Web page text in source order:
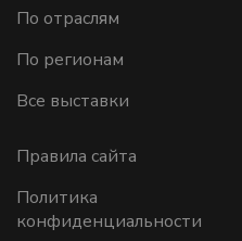
По отраслям
По регионам
Все выставки
Правила сайта
Политика
конфиденциальности